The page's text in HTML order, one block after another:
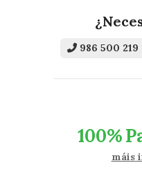
986 500 219
100%
máis